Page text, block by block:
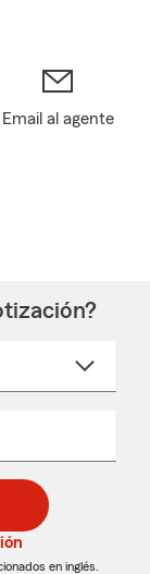
Email al agente
en inglés.